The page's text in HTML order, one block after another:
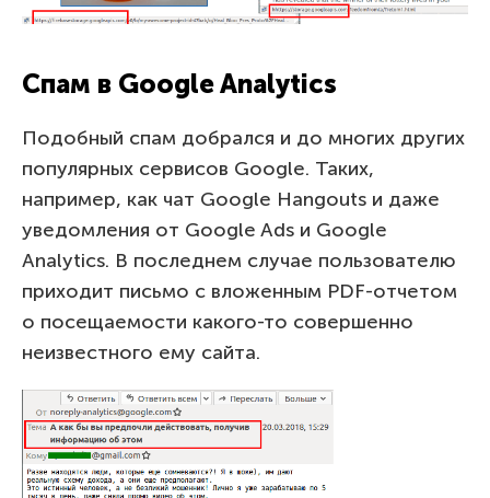
Спам в Google Analytics
Подобный спам добрался и до многих других
популярных сервисов Google. Таких,
например, как чат Google Hangouts и даже
уведомления от Google Ads и Google
Analytics. В последнем случае пользователю
приходит письмо с вложенным PDF-отчетом
о посещаемости какого-то совершенно
неизвестного ему сайта.